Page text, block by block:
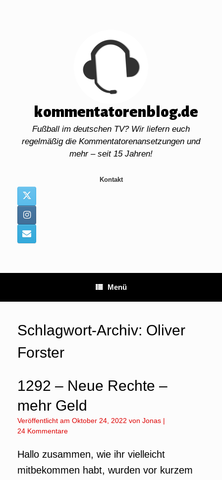
kommentatorenblog.de
Fußball im deutschen TV? Wir liefern euch
regelmäßig die Kommentatorenansetzungen und
mehr – seit 15 Jahren!
Kontakt
Menü
Schlagwort-Archiv: Oliver
Forster
1292 – Neue Rechte –
mehr Geld
Veröffentlicht am Oktober 24, 2022 von Jonas |
24 Kommentare
Hallo zusammen, wie ihr vielleicht
mitbekommen habt, wurden vor kurzem